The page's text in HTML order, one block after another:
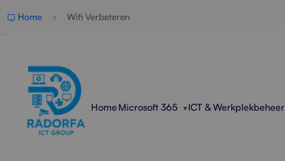
Home Microsoft 365 ICT & Werkplekbeheer
Home Wifi Verbeteren